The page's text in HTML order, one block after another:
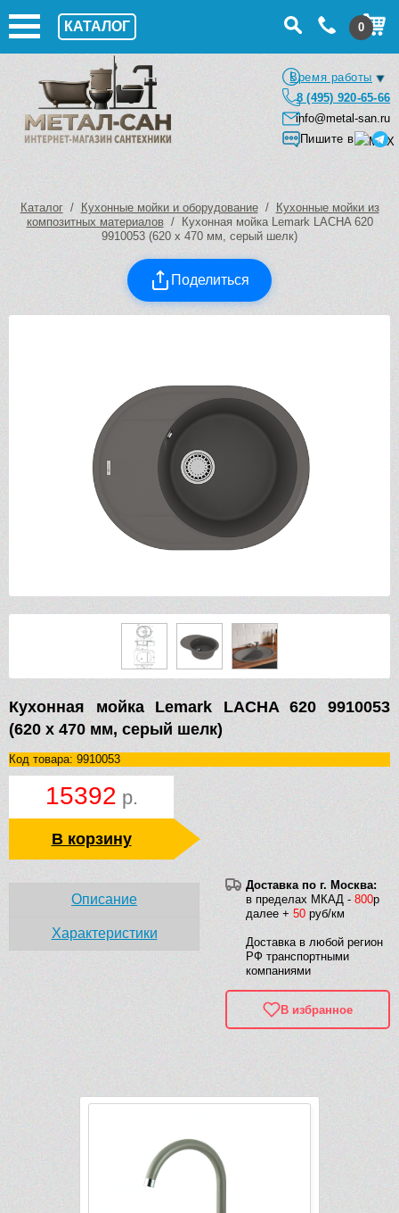
КАТАЛОГ 0
Время работы
8 (495) 920-65-66
info@metal-san.ru
Пишите в
Каталог/ Кухонные мойки и оборудование/
Кухонные мойки из
композитных материалов/ Кухонная мойка Lemark LACHA 620
9910053 (620 х 470 мм, серый шелк)
Поделиться
Кухонная мойка Lemark LACHA 620 9910053
(620 х 470 мм, серый шелк)
Код товара: 9910053
15392 р.
В корзину
Доставка по г. Москва:
в пределах МКАД - 800р
далее + 50 руб/км
Доставка в любой регион
РФ транспортными
компаниями
В избранное
Описание
Характеристики